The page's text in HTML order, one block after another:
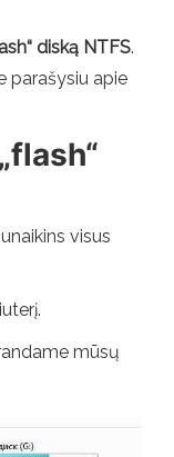
diską NTFS.
parašysiu apie
visus
mūsų